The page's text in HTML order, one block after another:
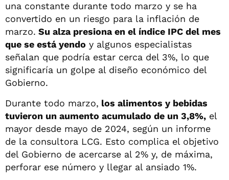
una constante durante todo marzo y se ha
convertido en un riesgo para la inflación de
marzo. Su alza presiona en el índice IPC del mes
que se está yendo y algunos especialistas
señalan que podría estar cerca del 3%, lo que
significaría un golpe al diseño económico del
Gobierno.
Durante todo marzo, los alimentos y bebidas
tuvieron un aumento acumulado de un 3,8%, el
mayor desde mayo de 2024, según un informe
de la consultora LCG. Esto complica el objetivo
del Gobierno de acercarse al 2% y, de máxima,
perforar ese número y llegar al ansiado 1%.